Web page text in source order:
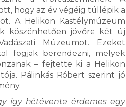
hogy az év végéig túllépik a
A Helikon Kastélymúzeum
köszönhetően jövőre két új
Múzeumot. Ezeket
fogják berendezni, melyek
– fejtette ki a Helikon
Pálinkás Róbert szerint jó
így hétévente érdemes egy